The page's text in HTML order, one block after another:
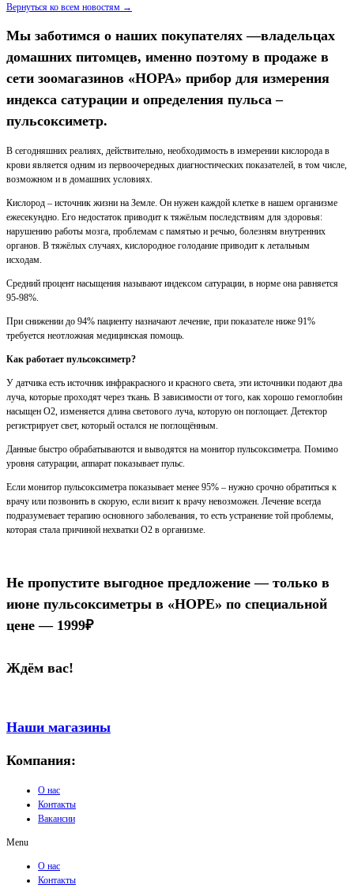
Вернуться ко всем новостям →
Мы заботимся о наших покупателях —владельцах
домашних питомцев, именно поэтому в продаже в
сети зоомагазинов «НОРА» прибор для измерения
индекса сатурации и определения пульса –
пульсоксиметр.
В сегодняшних реалиях, действительно, необходимость в измерении кислорода в
крови является одним из первоочередных диагностических показателей, в том числе,
возможном и в домашних условиях.
Кислород – источник жизни на Земле. Он нужен каждой клетке в нашем организме
ежесекундно. Его недостаток приводит к тяжёлым последствиям для здоровья:
нарушению работы мозга, проблемам с памятью и речью, болезням внутренних
органов. В тяжёлых случаях, кислородное голодание приводит к летальным
исходам.
Средний процент насыщения называют индексом сатурации, в норме она равняется
95-98%.
При снижении до 94% пациенту назначают лечение, при показателе ниже 91%
требуется неотложная медицинская помощь.
Как работает пульсоксиметр?
У датчика есть источник инфракрасного и красного света, эти источники подают два
луча, которые проходят через ткань. В зависимости от того, как хорошо гемоглобин
насыщен О2, изменяется длина светового луча, которую он поглощает. Детектор
регистрирует свет, который остался не поглощённым.
Данные быстро обрабатываются и выводятся на монитор пульсоксиметра. Помимо
уровня сатурации, аппарат показывает пульс.
Если монитор пульсоксиметра показывает менее 95% – нужно срочно обратиться к
врачу или позвонить в скорую, если визит к врачу невозможен. Лечение всегда
подразумевает терапию основного заболевания, то есть устранение той проблемы,
которая стала причиной нехватки О2 в организме.
Не пропустите выгодное предложение — только в
июне пульсоксиметры в «НОРЕ» по специальной
цене — 1999₽
Ждём вас!
Наши магазины
Компания:
О нас
Контакты
Вакансии
Menu
О нас
Контакты